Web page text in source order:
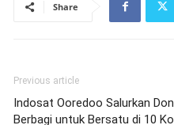
Share
Previous article
Indosat Ooredoo Salurkan
Berbagi untuk Bersatu di 10